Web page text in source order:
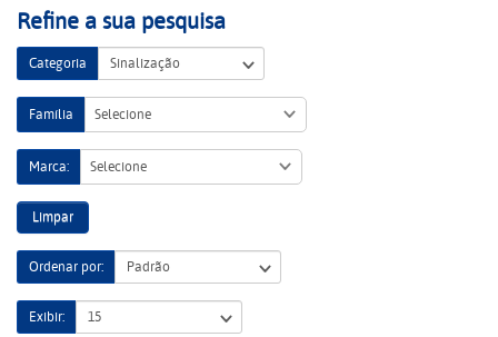
Refine a sua pesquisa
Categoria
Família Selecione
Marca: Selecione
Limpar
Ordenar por:
Exibir: